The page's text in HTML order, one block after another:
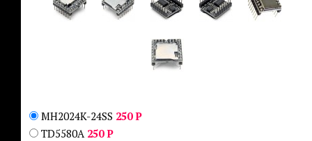
MH2024K-24SS 250Р
TD5580A 250Р